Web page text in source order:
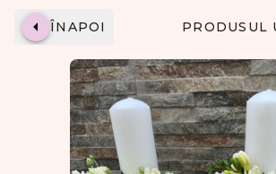
ÎNAPOI PRODUSUL